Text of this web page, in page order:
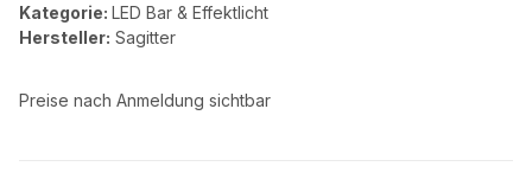
Kategorie: LED Bar & Effektlicht
Hersteller: Sagitter
Preise nach Anmeldung sichtbar